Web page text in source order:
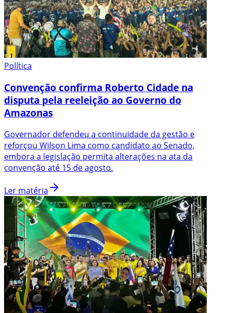
Política
Convenção confirma Roberto Cidade na
disputa pela reeleição ao Governo do
Amazonas
Governador defendeu a continuidade da gestão e
reforçou Wilson Lima como candidato ao Senado,
embora a legislação permita alterações na ata da
convenção até 15 de agosto.
Ler matéria